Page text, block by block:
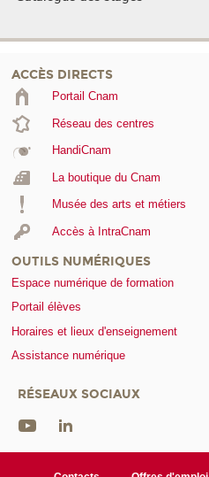
ACCÈS DIRECTS
Portail Cnam
Réseau des centres
HandiCnam
La boutique du Cnam
Musée des arts et métiers
Accès à IntraCnam
OUTILS NUMÉRIQUES
Espace numérique de formation
Portail élèves
Horaires et lieux d'enseignement
Assistance numérique
RÉSEAUX SOCIAUX